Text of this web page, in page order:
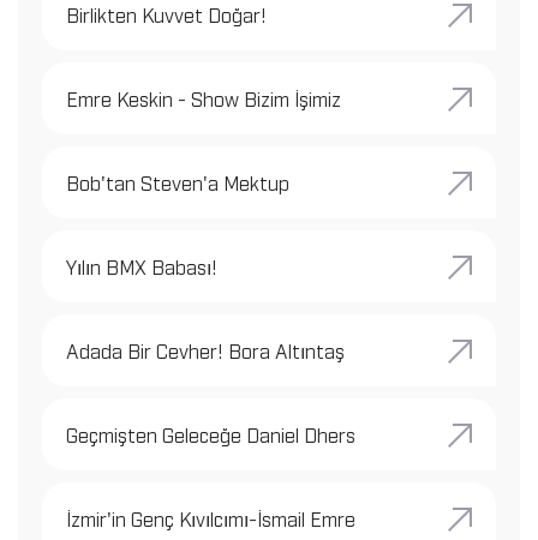
Birlikten Kuvvet Doğar!
Emre Keskin - Show Bizim İşimiz
Bob'tan Steven'a Mektup
Yılın BMX Babası!
Adada Bir Cevher! Bora Altıntaş
Geçmişten Geleceğe Daniel Dhers
İzmir'in Genç Kıvılcımı-İsmail Emre